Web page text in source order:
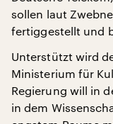
sollen laut
fertiggestellt und
Unterstützt wird
Ministerium für
Regierung will in
in dem